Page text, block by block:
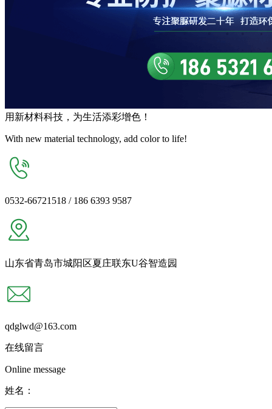
用 新材料科技，为生活添彩增色 ！
With new material technology, add color to life!
0532-66721518 / 186 6393 9587
山东省青岛市城阳区夏庄联东U谷智造园
qdglwd@163.com
在线留言
Online message
姓名：